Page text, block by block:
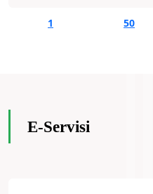
1 50
E-Servisi